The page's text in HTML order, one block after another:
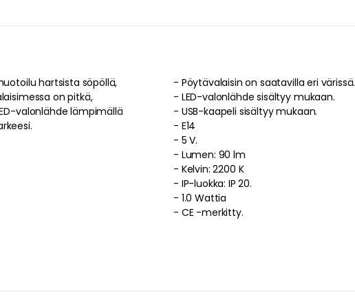
hartsista söpöllä,
onpitkä,
valonlähde lämpimällä
.
-
Pöytävalaisin on saatavilla eri värissä.
- LED-valonlähde sisältyy mukaan.
- USB-kaapeli sisältyy mukaan.
- E14
- 5 V.
- Lumen: 90 lm
- Kelvin: 2200 K
- IP-luokka: IP 20.
- 1.0 Wattia
- CE -merkitty.